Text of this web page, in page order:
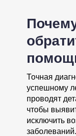
Точная
успешному
проводят
чтобы
исключить